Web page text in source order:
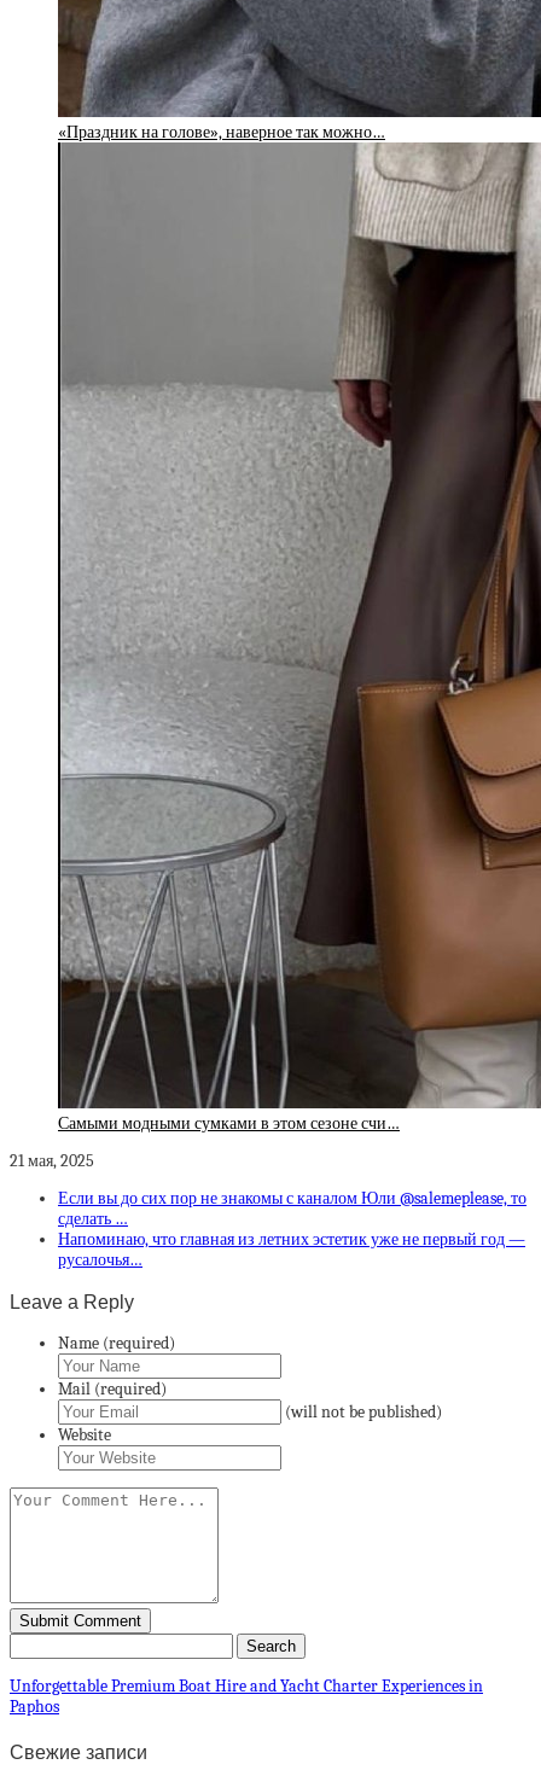
«Праздник на голове», наверное так можно…
Самыми модными сумками в этом сезоне счи…
21 мая, 2025
Если вы до сих пор не знакомы с каналом Юли @salemeplease, то
сделать …
Напоминаю, что главная из летних эстетик уже не первый год —
русалочья…
Leave a Reply
Name (required)
Mail (required)
(will not be published)
Website
Unforgettable Premium Boat Hire and Yacht Charter Experiences in
Paphos
Свежие записи